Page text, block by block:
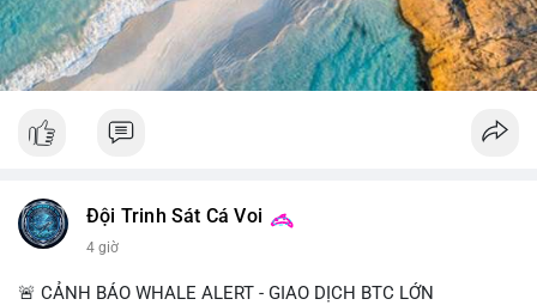
#52dot09btc #chuyenvilanh #tichluydaihan #mempoolbtc
#giaodichlon
Đội Trinh Sát Cá Voi
4 giờ
🚨 CẢNH BÁO WHALE ALERT - GIAO DỊCH BTC LỚN